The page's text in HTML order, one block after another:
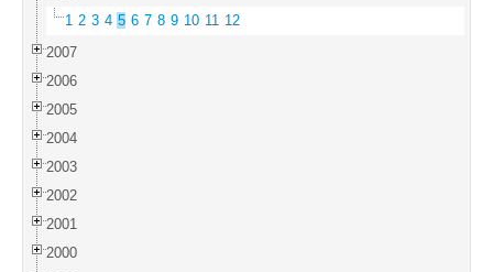
1 2 3 4 5 6 7 8 9 10 11 12
2007
2006
2005
2004
2003
2002
2001
2000